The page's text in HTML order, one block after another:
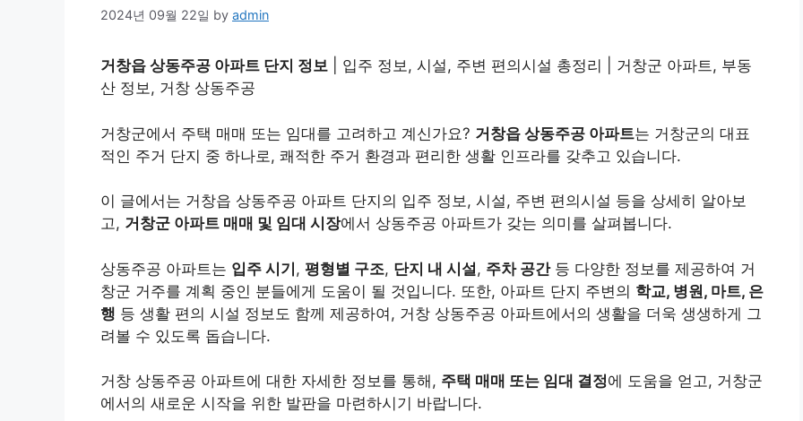
2024년 09월 22일 by admin
거창읍 상동주공 아파트 단지 정보 | 입주 정보, 시설, 주변 편의시설 총정리 | 거창군 아파트, 부동
산 정보, 거창 상동주공
거창군에서 주택 매매 또는 임대를 고려하고 계신가요? 거창읍 상동주공 아파트는 거창군의 대표
적인 주거 단지 중 하나로, 쾌적한 주거 환경과 편리한 생활 인프라를 갖추고 있습니다.
이 글에서는 거창읍 상동주공 아파트 단지의 입주 정보, 시설, 주변 편의시설 등을 상세히 알아보
고, 거창군 아파트 매매 및 임대 시장에서 상동주공 아파트가 갖는 의미를 살펴봅니다.
상동주공 아파트는 입주 시기, 평형별 구조, 단지 내 시설, 주차 공간등 다양한 정보를 제공하여 거
창군 거주를 계획 중인 분들에게 도움이 될 것입니다. 또한, 아파트 단지 주변의 학교, 병원, 마트, 은
행 등 생활 편의 시설 정보도 함께 제공하여, 거창 상동주공 아파트에서의 생활을 더욱 생생하게 그
려볼 수 있도록 돕습니다.
거창 상동주공 아파트에 대한 자세한 정보를 통해, 주택 매매 또는 임대 결정에 도움을 얻고, 거창군
에서의 새로운 시작을 위한 발판을 마련하시기 바랍니다.